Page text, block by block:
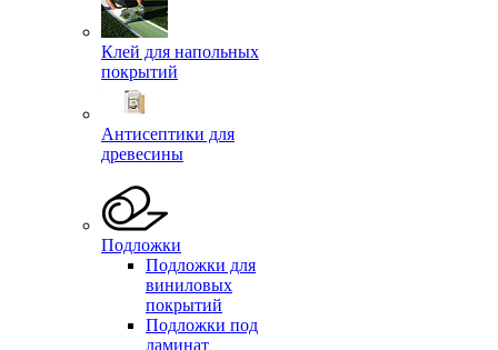
Клей для напольных
покрытий
Антисептики для
древесины
Подложки
Подложки для
виниловых
покрытий
Подложки под
ламинат